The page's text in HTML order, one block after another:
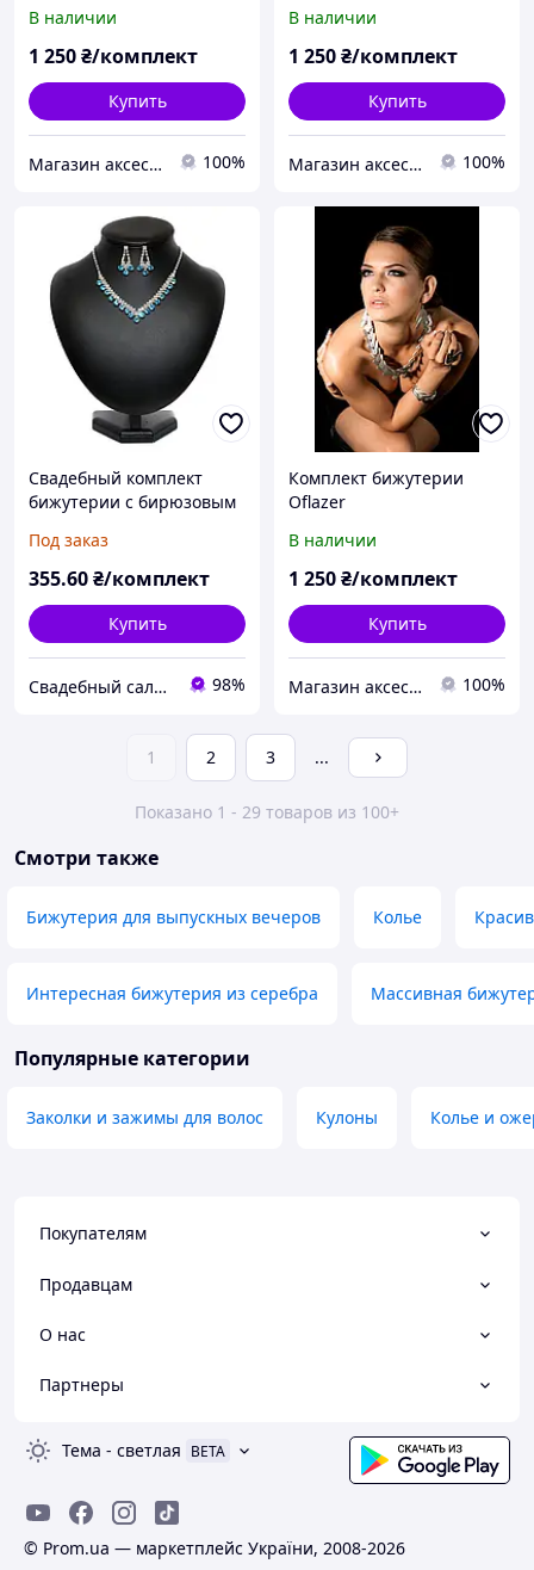
В наличии
1 250₴/комплект
Купить
Магазин аксессуаров Silver Taurus. 100%
В наличии
1 250₴/комплект
Купить
Магазин аксессуаров Silver Taurus. 100%
Свадебный комплект
бижутерии с бирюзовым
Под заказ
355.60₴/комплект
Купить
Свадебный салон "ПРИНЦЕССА" 98%
Комплект бижутерии
Oflazer
В наличии
1 250₴/комплект
Купить
Магазин аксессуаров Silver Taurus. 100%
1 2 3 ...
Показано 1 - 29 товаров из 100+
Смотри также
Бижутерия для выпускных вечеров Колье
Интересная бижутерия из серебра Массивная
Популярные категории
Заколки и зажимы для волос Кулоны Колье и
Покупателям
Продавцам
О нас
Партнеры
Тема - светлая BETA
© Prom.ua — маркетплейс України, 2008-2026